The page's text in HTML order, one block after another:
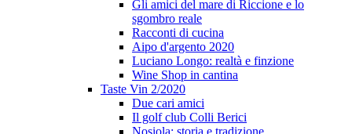
Gli amici del mare di Riccione e lo
sgombro reale
Racconti di cucina
Aipo d'argento 2020
Luciano Longo: realtà e finzione
Wine Shop in cantina
Taste Vin 2/2020
Due cari amici
Il golf club Colli Berici
Nosiola: storia e tradizione